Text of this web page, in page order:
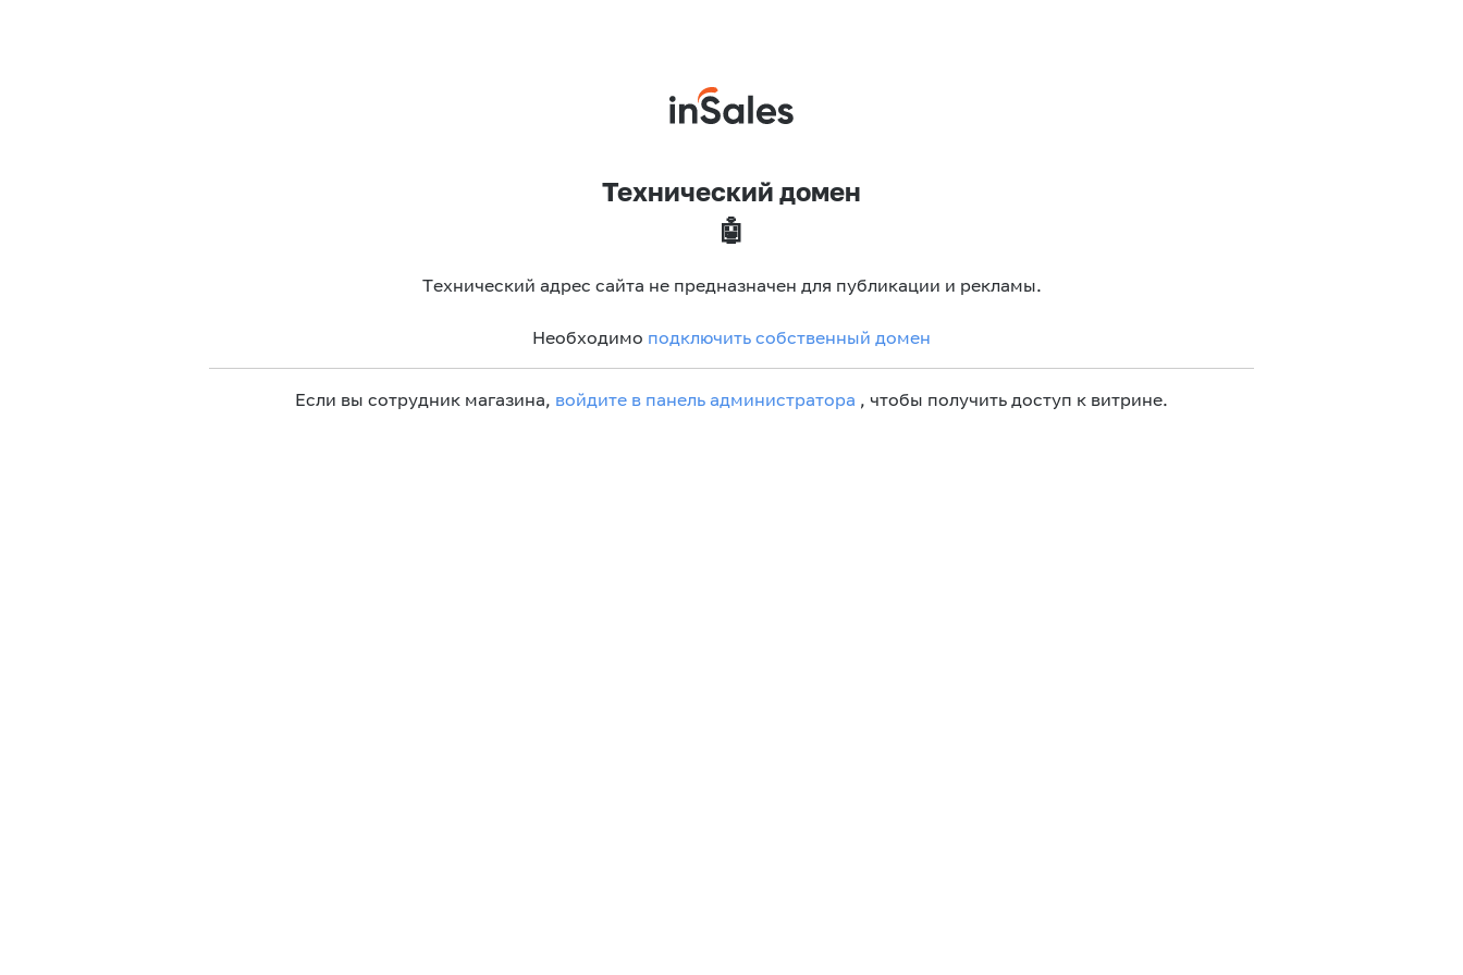
Технический домен
🤖
Технический адрес сайта не предназначен для публикации и рекламы.
Необходимо подключить собственный домен
Если вы сотрудник магазина, войдите в панель администратора , чтобы получить доступ к витрине.